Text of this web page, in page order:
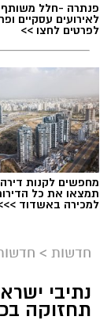
פנתרה -חלל משותף
לאירועים עסקיים
לפרטים לחצו >>
מחפשים לקנות
תמצאו את כל
למכירה באשדוד
חדשות >
נתיבי
תחזוקה בכביש 4 – מחלף